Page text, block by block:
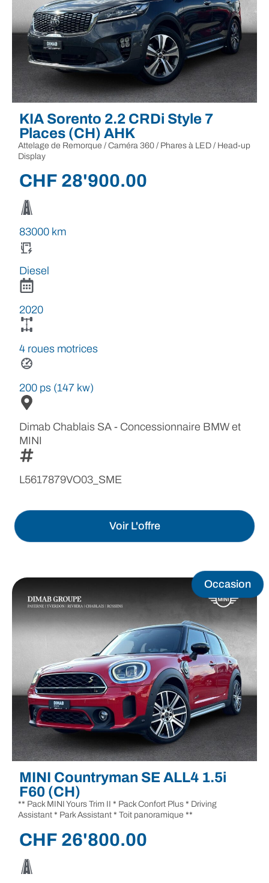
KIA Sorento 2.2 CRDi Style 7
Places (CH) AHK
Attelage de Remorque / Caméra 360 / Phares à LED / Head-up
Display
CHF 28'900.00
83000 km
Diesel
2020
4 roues motrices
200 ps (147 kw)
Dimab Chablais SA - Concessionnaire BMW et
MINI
L5617879VO03_SME
Voir L'offre
Occasion
MINI Countryman SE ALL4 1.5i
F60 (CH)
** Pack MINI Yours Trim II * Pack Confort Plus * Driving
Assistant * Park Assistant * Toit panoramique **
CHF 26'800.00